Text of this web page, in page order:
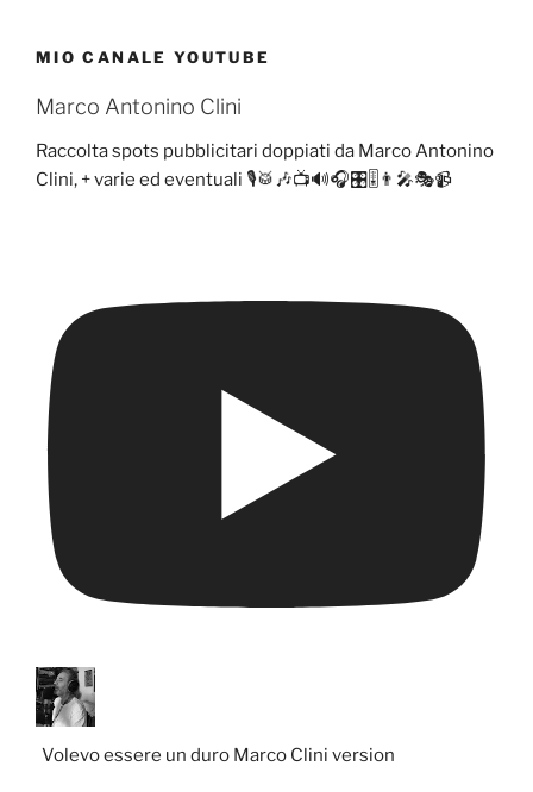
MIO CANALE YOUTUBE
Marco Antonino Clini
Raccolta spots pubblicitari doppiati da Marco Antonino
Clini, + varie ed eventuali 🎙️🥁🎶📺🔊🎧🎛️🎚️👨‍🎤🎭📹
Volevo essere un duro Marco Clini version